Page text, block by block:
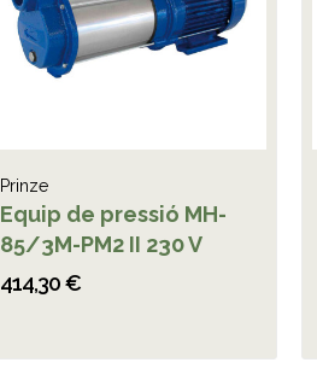
Prinze
Equip de pressió MH-
85/3M-PM2 II 230 V
414,30 €